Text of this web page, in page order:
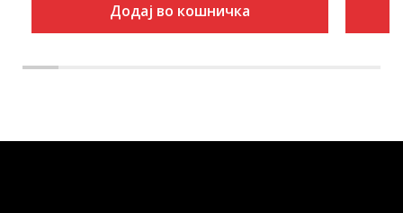
Додај во кошничка